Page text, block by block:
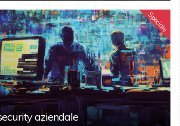
Speciale
aziendale